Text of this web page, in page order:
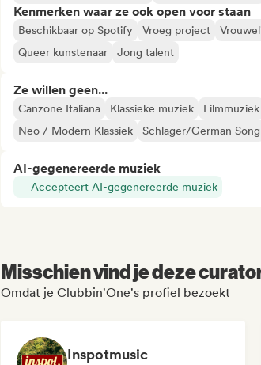
Kenmerken waar ze ook open voor staan
Beschikbaar op Spotify Vroeg project
Queer kunstenaar
Jong talent
Ze willen geen...
Canzone Italiana Klassieke muziek Filmmuziek
Neo / Modern Klassiek
Schlager/German Song
AI-gegenereerde muziek
Accepteert AI-gegenereerde muziek
Misschien vind je deze
Omdat je Clubbin'One's profiel bezoekt
Inspotmusic